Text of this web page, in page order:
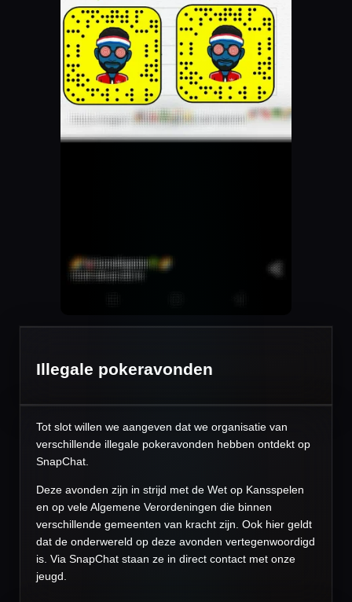
Illegale pokeravonden
Tot slot willen we aangeven dat we organisatie van
verschillende illegale pokeravonden hebben ontdekt op
SnapChat.
Deze avonden zijn in strijd met de Wet op Kansspelen
en op vele Algemene Verordeningen die binnen
verschillende gemeenten van kracht zijn. Ook hier geldt
dat de onderwereld op deze avonden vertegenwoordigd
is. Via SnapChat staan ze in direct contact met onze
jeugd.